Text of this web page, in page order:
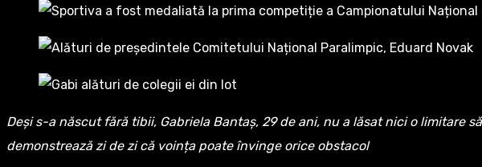
Deși s-a născut fără tibii, Gabriela Bantaș, 29 de ani, nu a lăsat nici o limitare
demonstrează zi de zi că voința poate învinge orice obstacol